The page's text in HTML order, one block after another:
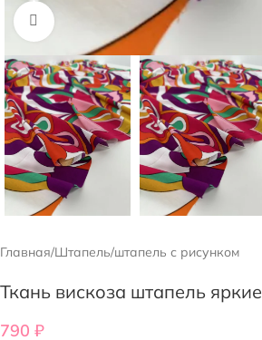
Нажмите, чтобы увеличить
Главная/Штапель/штапель с рисунком
Ткань вискоза штапель
790 ₽